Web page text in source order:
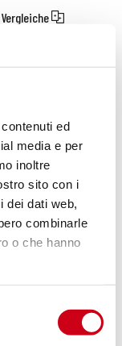
ed
media e per
inoltre
sito con i
dei dati web,
combinarle
o che hanno
Vergleiche
PRODUKT